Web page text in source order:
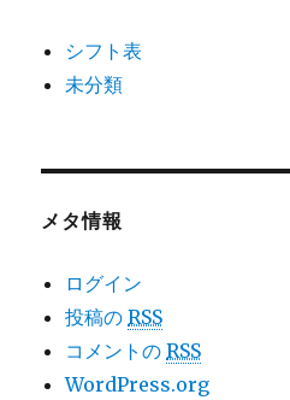
シフト表
未分類
メタ情報
ログイン
投稿のRSS
コメントのRSS
WordPress.org